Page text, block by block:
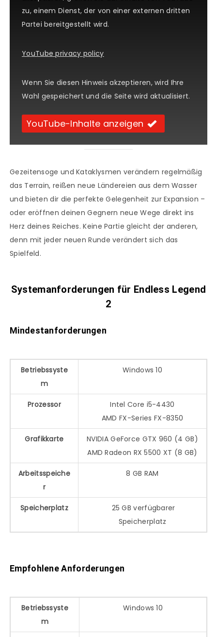
zu, einem Dienst, der von einer externen dritten
Partei bereitgestellt wird.
YouTube privacy policy
Wenn Sie diesen Hinweis akzeptieren, wird Ihre
Wahl gespeichert und die Seite wird aktualisiert.
YouTube-Inhalte anzeigen
Gezeitensoge und Kataklysmen verändern regelmäßig
das Terrain, reißen neue Ländereien aus dem Wasser
und bieten dir die perfekte Gelegenheit zur Expansion –
oder eröffnen deinen Gegnern neue Wege direkt ins
Herz deines Reiches. Keine Partie gleicht der anderen,
denn mit jeder neuen Runde verändert sich das
Spielfeld.
Systemanforderungen für Endless Legend
2
Mindestanforderungen
Betriebssyste
m
Windows 10
Prozessor
Intel Core i5-4430
AMD FX-Series FX-8350
Grafikkarte
NVIDIA GeForce GTX 960 (4 GB)
AMD Radeon RX 5500 XT (8 GB)
Arbeitsspeiche
r
8 GB RAM
Speicherplatz
25 GB verfügbarer
Speicherplatz
Empfohlene Anforderungen
Betriebssyste
m
Windows 10